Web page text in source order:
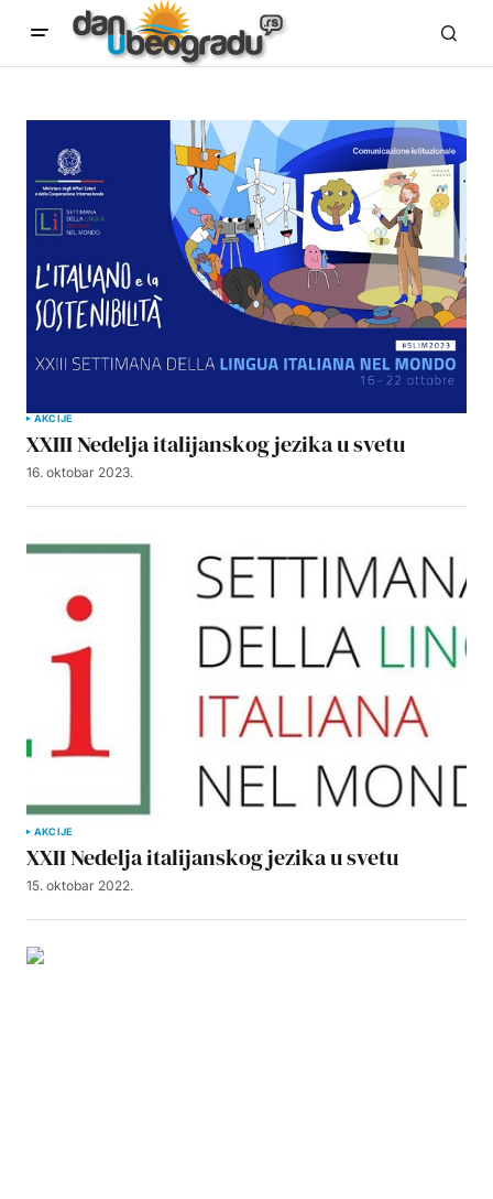
AKCIJE
XXIII Nedelja italijanskog jezika u svetu
16. oktobar 2023.
AKCIJE
XXII Nedelja italijanskog jezika u svetu
15. oktobar 2022.